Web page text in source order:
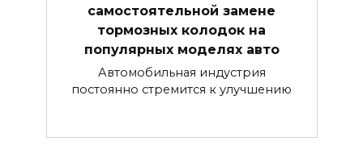
самостоятельной замене
тормозных колодок на
популярных моделях авто
Автомобильная индустрия
постоянно стремится к улучшению